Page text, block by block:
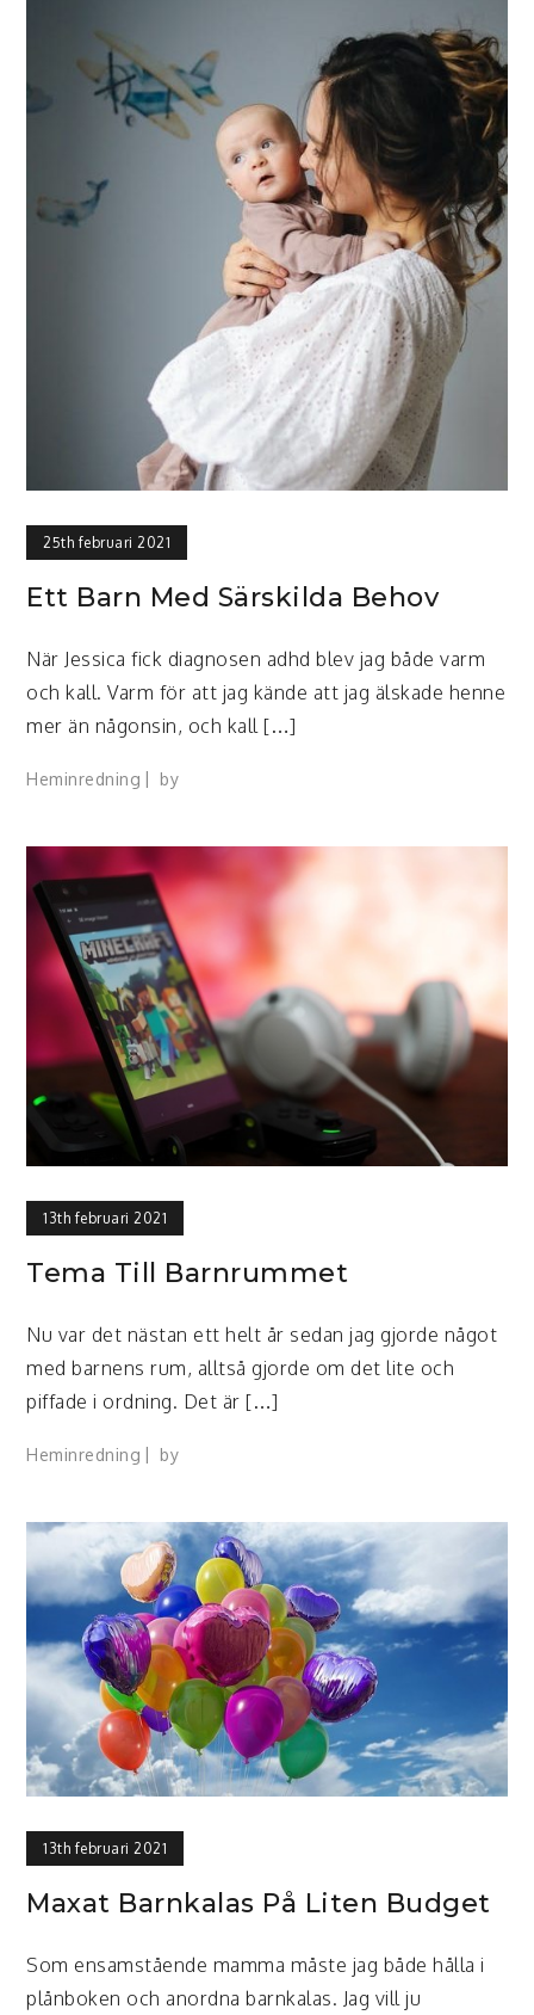
25th februari 2021
Ett Barn Med Särskilda Behov
När Jessica fick diagnosen adhd blev jag både varm
och kall. Varm för att jag kände att jag älskade henne
mer än någonsin, och kall […]
Heminredning by
13th februari 2021
Tema Till Barnrummet
Nu var det nästan ett helt år sedan jag gjorde något
med barnens rum, alltså gjorde om det lite och
piffade i ordning. Det är […]
Heminredning by
13th februari 2021
Maxat Barnkalas På Liten Budget
Som ensamstående mamma måste jag både hålla i
plånboken och anordna barnkalas. Jag vill ju